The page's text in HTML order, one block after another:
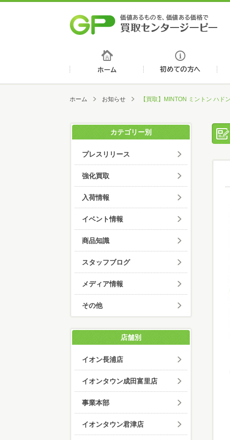
ホーム お知らせ 【買取】MINTON ミントン ハド
カテゴリー別
プレスリリース
強化買取
入荷情報
イベント情報
商品知識
スタッフブログ
メディア情報
その他
店舗別
イオン長浦店
イオンタウン成田富里店
事業本部
イオンタウン君津店